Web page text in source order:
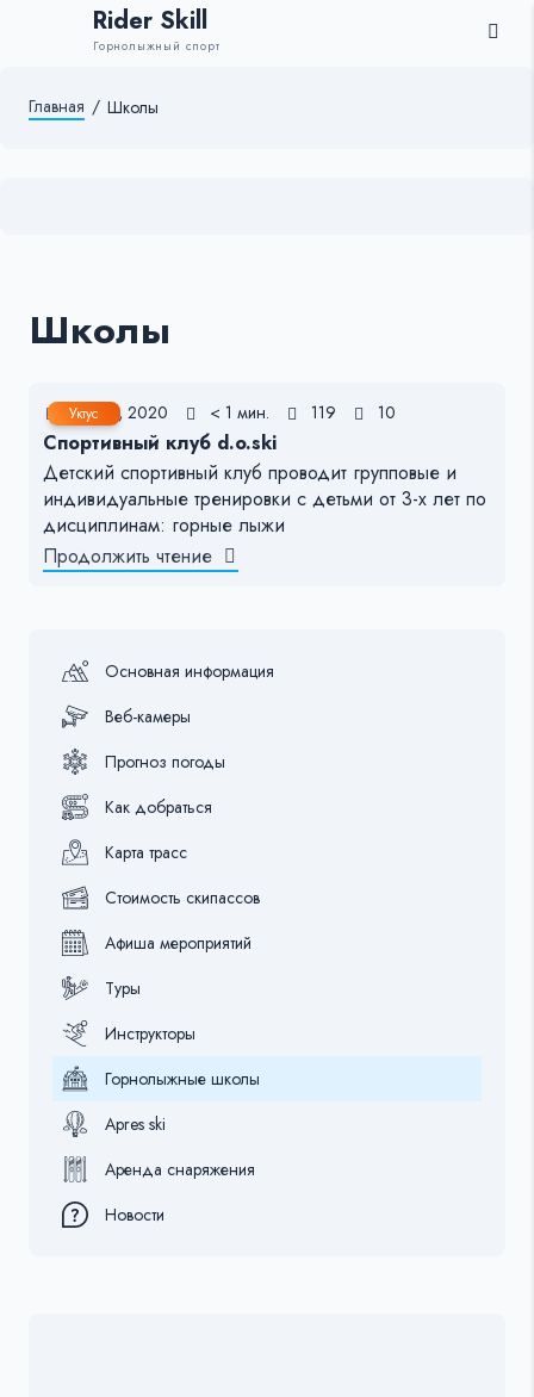
Rider Skill
Горнолыжный спорт
Главная / Школы
Школы
Уктус
17 Фев, 2020 < 1 мин. 119 10
Спортивный клуб d.o.ski
Детский спортивный клуб проводит групповые и
индивидуальные тренировки с детьми от 3-х лет по
дисциплинам: горные лыжи
Продолжить чтение
Основная информация
Веб-камеры
Прогноз погоды
Как добраться
Карта трасс
Стоимость скипассов
Афиша мероприятий
Туры
Инструкторы
Горнолыжные школы
Apres ski
Аренда снаряжения
Новости